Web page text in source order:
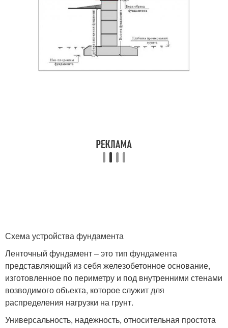
Схема устройства фундамента
Ленточный фундамент – это тип фундамента
представляющий из себя железобетонное основание,
изготовленное по периметру и под внутренними стенами
возводимого объекта, которое служит для
распределения нагрузки на грунт.
Универсальность, надежность, относительная простота